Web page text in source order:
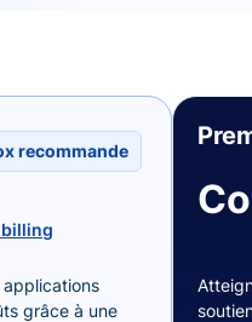
recommande
grâce à une